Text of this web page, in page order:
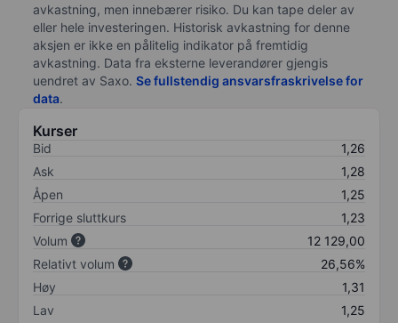
avkastning, men innebærer risiko. Du kan tape deler av
eller hele investeringen. Historisk avkastning for denne
aksjen er ikke en pålitelig indikator på fremtidig
avkastning. Data fra eksterne leverandører gjengis
uendret av Saxo. Se fullstendig ansvarsfraskrivelse for
data.
Kurser
Bid
1,26
Ask
1,28
Åpen
1,25
Forrige sluttkurs
1,23
Volum
12 129,00
Relativt volum
26,56%
Høy
1,31
Lav
1,25